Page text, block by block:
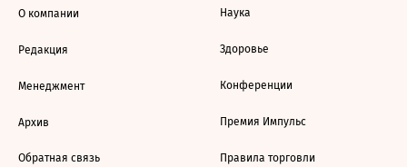
О компании
Редакция
Менеджмент
Архив
Обратная связь
Наука
Здоровье
Конференции
Премия Импульс
Правила торговли